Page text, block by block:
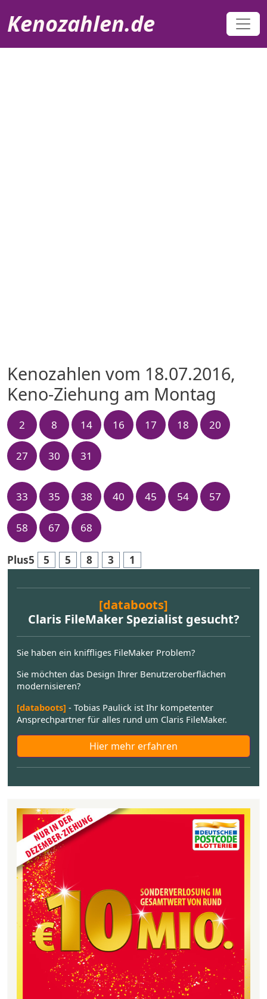
Kenozahlen.de
Kenozahlen vom 18.07.2016,
Keno-Ziehung am Montag
2 8 14 16 17 18 20
27 30 31
33 35 38 40 45 54 57
58 67 68
Plus5 5 5 8 3 1
[databoots]
Claris FileMaker Spezialist gesucht?
Sie haben ein kniffliges FileMaker Problem?
Sie möchten das Design Ihrer Benutzeroberflächen
modernisieren?
[databoots] - Tobias Paulick ist Ihr kompetenter
Ansprechpartner für alles rund um Claris FileMaker.
Hier mehr erfahren